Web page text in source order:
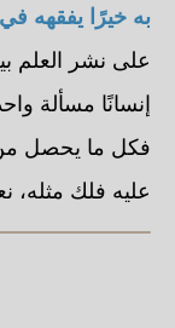
به خيرًا يفقهه
على نشر العلم
إنسانًا مسألة
فكل ما يحصل من
عليه فلك مثله،